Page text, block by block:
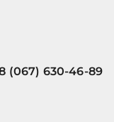
(067) 630-46-89